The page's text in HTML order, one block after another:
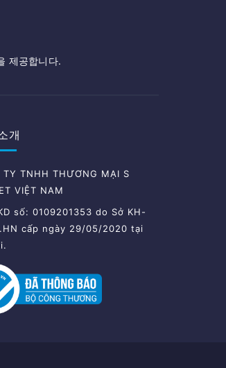
제공합니다.
개
TY TNHH THƯƠNG MẠI S
VIỆT NAM
số: 0109201353 do Sở KH-
cấp ngày 29/05/2020 tại